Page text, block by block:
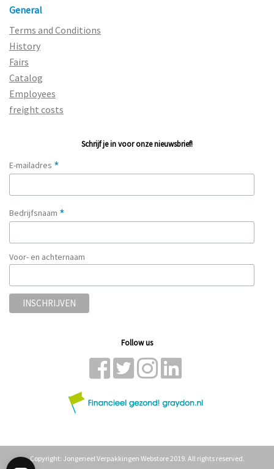
General
Terms and Conditions
History
Fairs
Catalog
Employees
freight costs
Schrijf je in voor onze nieuwsbrief!
E-mailadres *
Bedrijfsnaam *
Voor- en achternaam
Follow us
Copyright: Jongeneel Verpakkingen Webstore 2019. All rights reserved.